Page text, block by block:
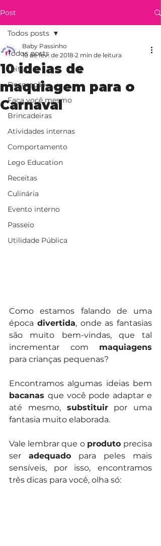
Post
Todos posts
Leitura
Decoração
Faça você mesmo
Brincadeiras
Atividades internas
Comportamento
Lego Education
Receitas
Culinária
Evento interno
Passeio
Utilidade Pública
Todos posts
10 ideias de
maquiagem para o
Carnaval
Baby Passinho
10 de fev. de 2018 2 min de leitura
Como estamos falando de uma
época divertida, onde as fantasias
são muito bem-vindas, que tal
incrementar com maquiagens
para crianças pequenas?
bacanas que você pode adaptar e
até mesmo, substituir por uma
fantasia muito elaborada.
Vale lembrar que o produto precisa
ser adequado para peles mais
sensíveis, por isso, encontramos
três dicas para você, olha só: